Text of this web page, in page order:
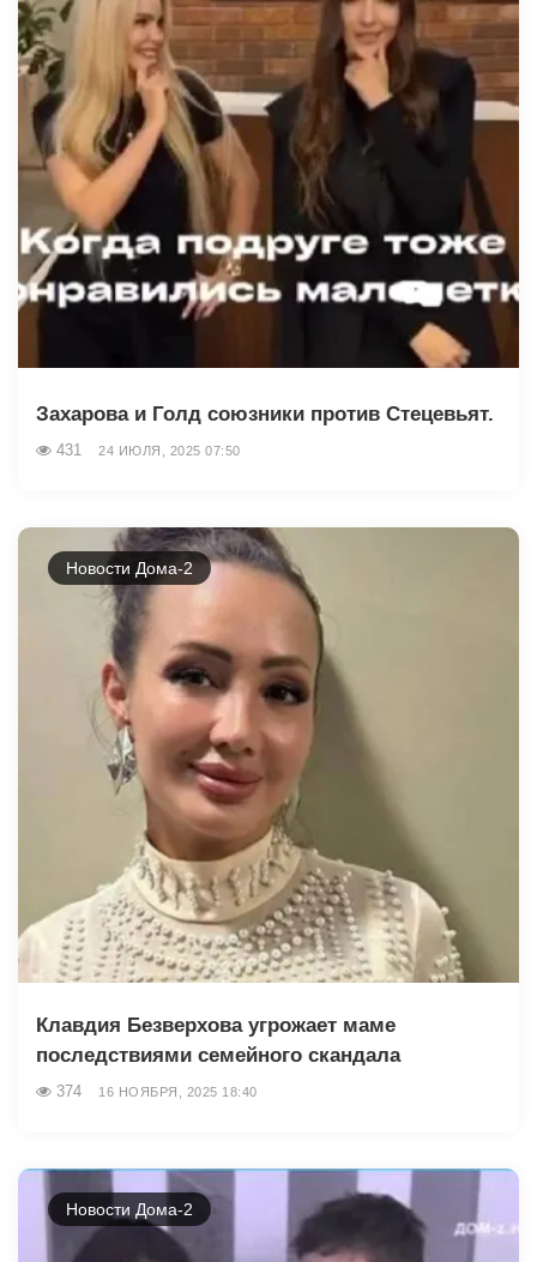
Захарова и Голд союзники против Стецевьят.
431 24 ИЮЛЯ, 2025 07:50
Новости Дома-2
Клавдия Безверхова угрожает маме
последствиями семейного скандала
374 16 НОЯБРЯ, 2025 18:40
Новости Дома-2